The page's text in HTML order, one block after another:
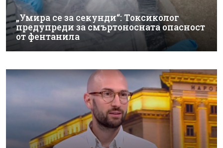
„Умира се за секунди“: Токсиколог
предупреди за смъртоносната опасност
от фентанила